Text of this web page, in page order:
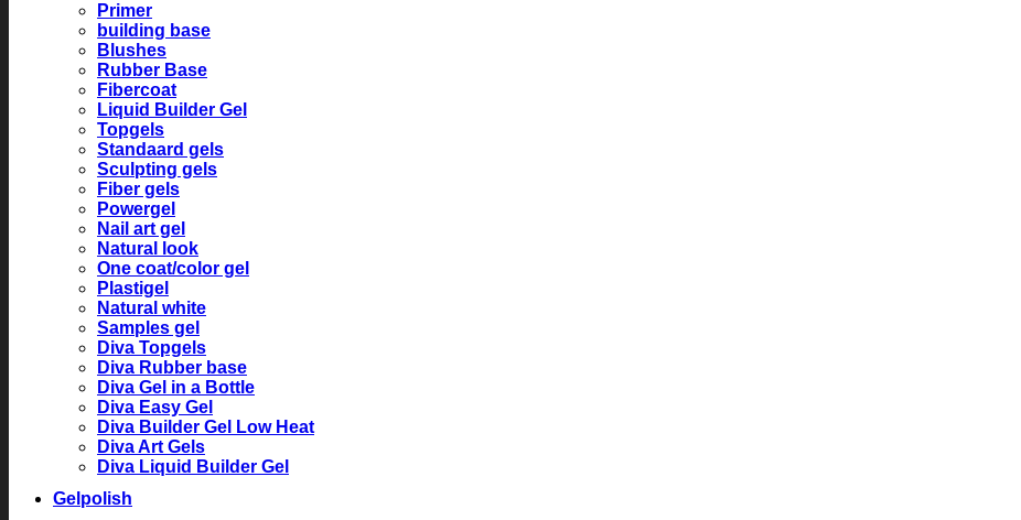
Primer
building base
Blushes
Rubber Base
Fibercoat
Liquid Builder Gel
Topgels
Standaard gels
Sculpting gels
Fiber gels
Powergel
Nail art gel
Natural look
One coat/color gel
Plastigel
Natural white
Samples gel
Diva Topgels
Diva Rubber base
Diva Gel in a Bottle
Diva Easy Gel
Diva Builder Gel Low Heat
Diva Art Gels
Diva Liquid Builder Gel
Gelpolish